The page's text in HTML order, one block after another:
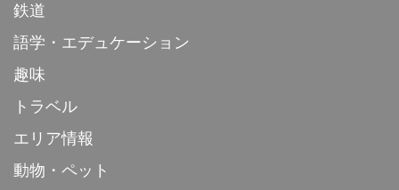
鉄道
語学・エデュケーション
趣味
トラベル
エリア情報
動物・ペット